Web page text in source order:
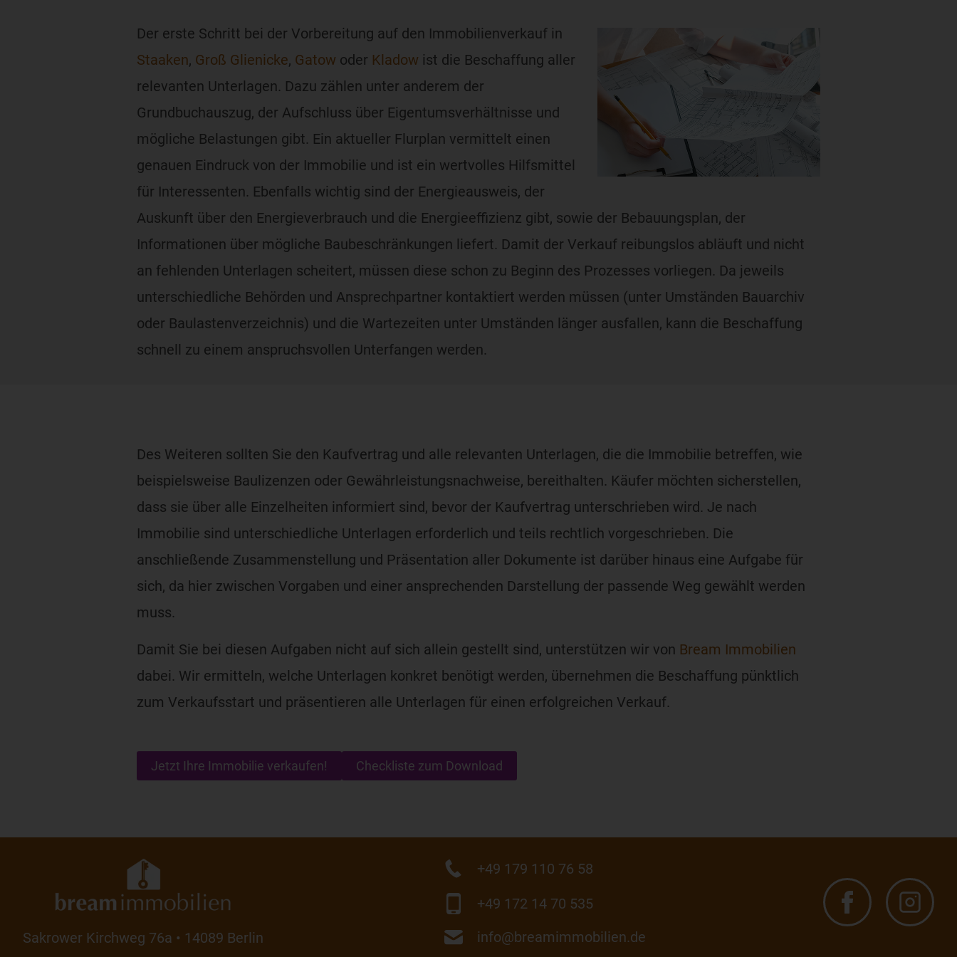
Der erste Schritt bei der Vorbereitung auf den Immobilienverkauf in
Staaken, Groß Glienicke, Gatow oder Kladow ist die Beschaffung aller
relevanten Unterlagen. Dazu zählen unter anderem der
Grundbuchauszug, der Aufschluss über Eigentumsverhältnisse und
mögliche Belastungen gibt. Ein aktueller Flurplan vermittelt einen
genauen Eindruck von der Immobilie und ist ein wertvolles Hilfsmittel
für Interessenten. Ebenfalls wichtig sind der Energieausweis, der
Auskunft über den Energieverbrauch und die Energieeffizienz gibt, sowie der Bebauungsplan, der
Informationen über mögliche Baubeschränkungen liefert. Damit der Verkauf reibungslos abläuft und nicht
an fehlenden Unterlagen scheitert, müssen diese schon zu Beginn des Prozesses vorliegen. Da jeweils
unterschiedliche Behörden und Ansprechpartner kontaktiert werden müssen (unter Umständen Bauarchiv
oder Baulastenverzeichnis) und die Wartezeiten unter Umständen länger ausfallen, kann die Beschaffung
schnell zu einem anspruchsvollen Unterfangen werden.
Des Weiteren sollten Sie den Kaufvertrag und alle relevanten Unterlagen, die die Immobilie betreffen, wie
beispielsweise Baulizenzen oder Gewährleistungsnachweise, bereithalten. Käufer möchten sicherstellen,
dass sie über alle Einzelheiten informiert sind, bevor der Kaufvertrag unterschrieben wird. Je nach
Immobilie sind unterschiedliche Unterlagen erforderlich und teils rechtlich vorgeschrieben. Die
anschließende Zusammenstellung und Präsentation aller Dokumente ist darüber hinaus eine Aufgabe für
sich, da hier zwischen Vorgaben und einer ansprechenden Darstellung der passende Weg gewählt werden
muss.
Damit Sie bei diesen Aufgaben nicht auf sich allein gestellt sind, unterstützen wir von Bream Immobilien
dabei. Wir ermitteln, welche Unterlagen konkret benötigt werden, übernehmen die Beschaffung pünktlich
zum Verkaufsstart und präsentieren alle Unterlagen für einen erfolgreichen Verkauf.
Jetzt Ihre Immobilie verkaufen! Checkliste zum Download
Sakrower Kirchweg 76a • 14089 Berlin
+49 179 110 76 58
+49 172 14 70 535
info@breamimmobilien.de